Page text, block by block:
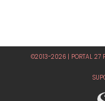
©2013-2026 | PORTAL 27